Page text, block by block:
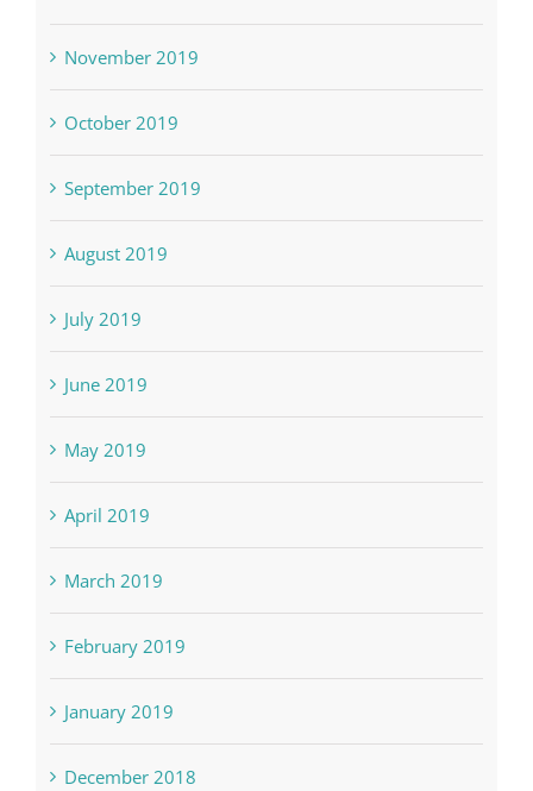
November 2019
October 2019
September 2019
August 2019
July 2019
June 2019
May 2019
April 2019
March 2019
February 2019
January 2019
December 2018